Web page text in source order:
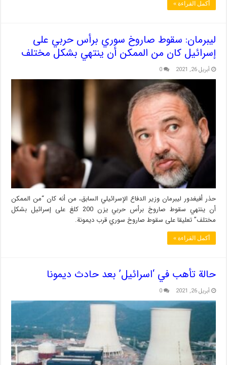
أكمل القراءة »
ليبرمان: سقوط صاروخ سوري برأس حربي على
إسرائيل كان من الممكن أن ينتهي بشكل مختلف
أبريل 26, 2021 0
حذر أفيغدور ليبرمان وزير الدفاع الإسرائيلي السابق، من أنه كان “من الممكن
أن ينتهي سقوط صاروخ برأس حربي يزن 200 كلغ على إسرائيل بشكل
مختلف” تعليقا على سقوط صاروخ سوري قرب ديمونة.
أكمل القراءة »
حالة تأهب في ‘اسرائيل’ بعد حادث ديمونا
أبريل 26, 2021 0